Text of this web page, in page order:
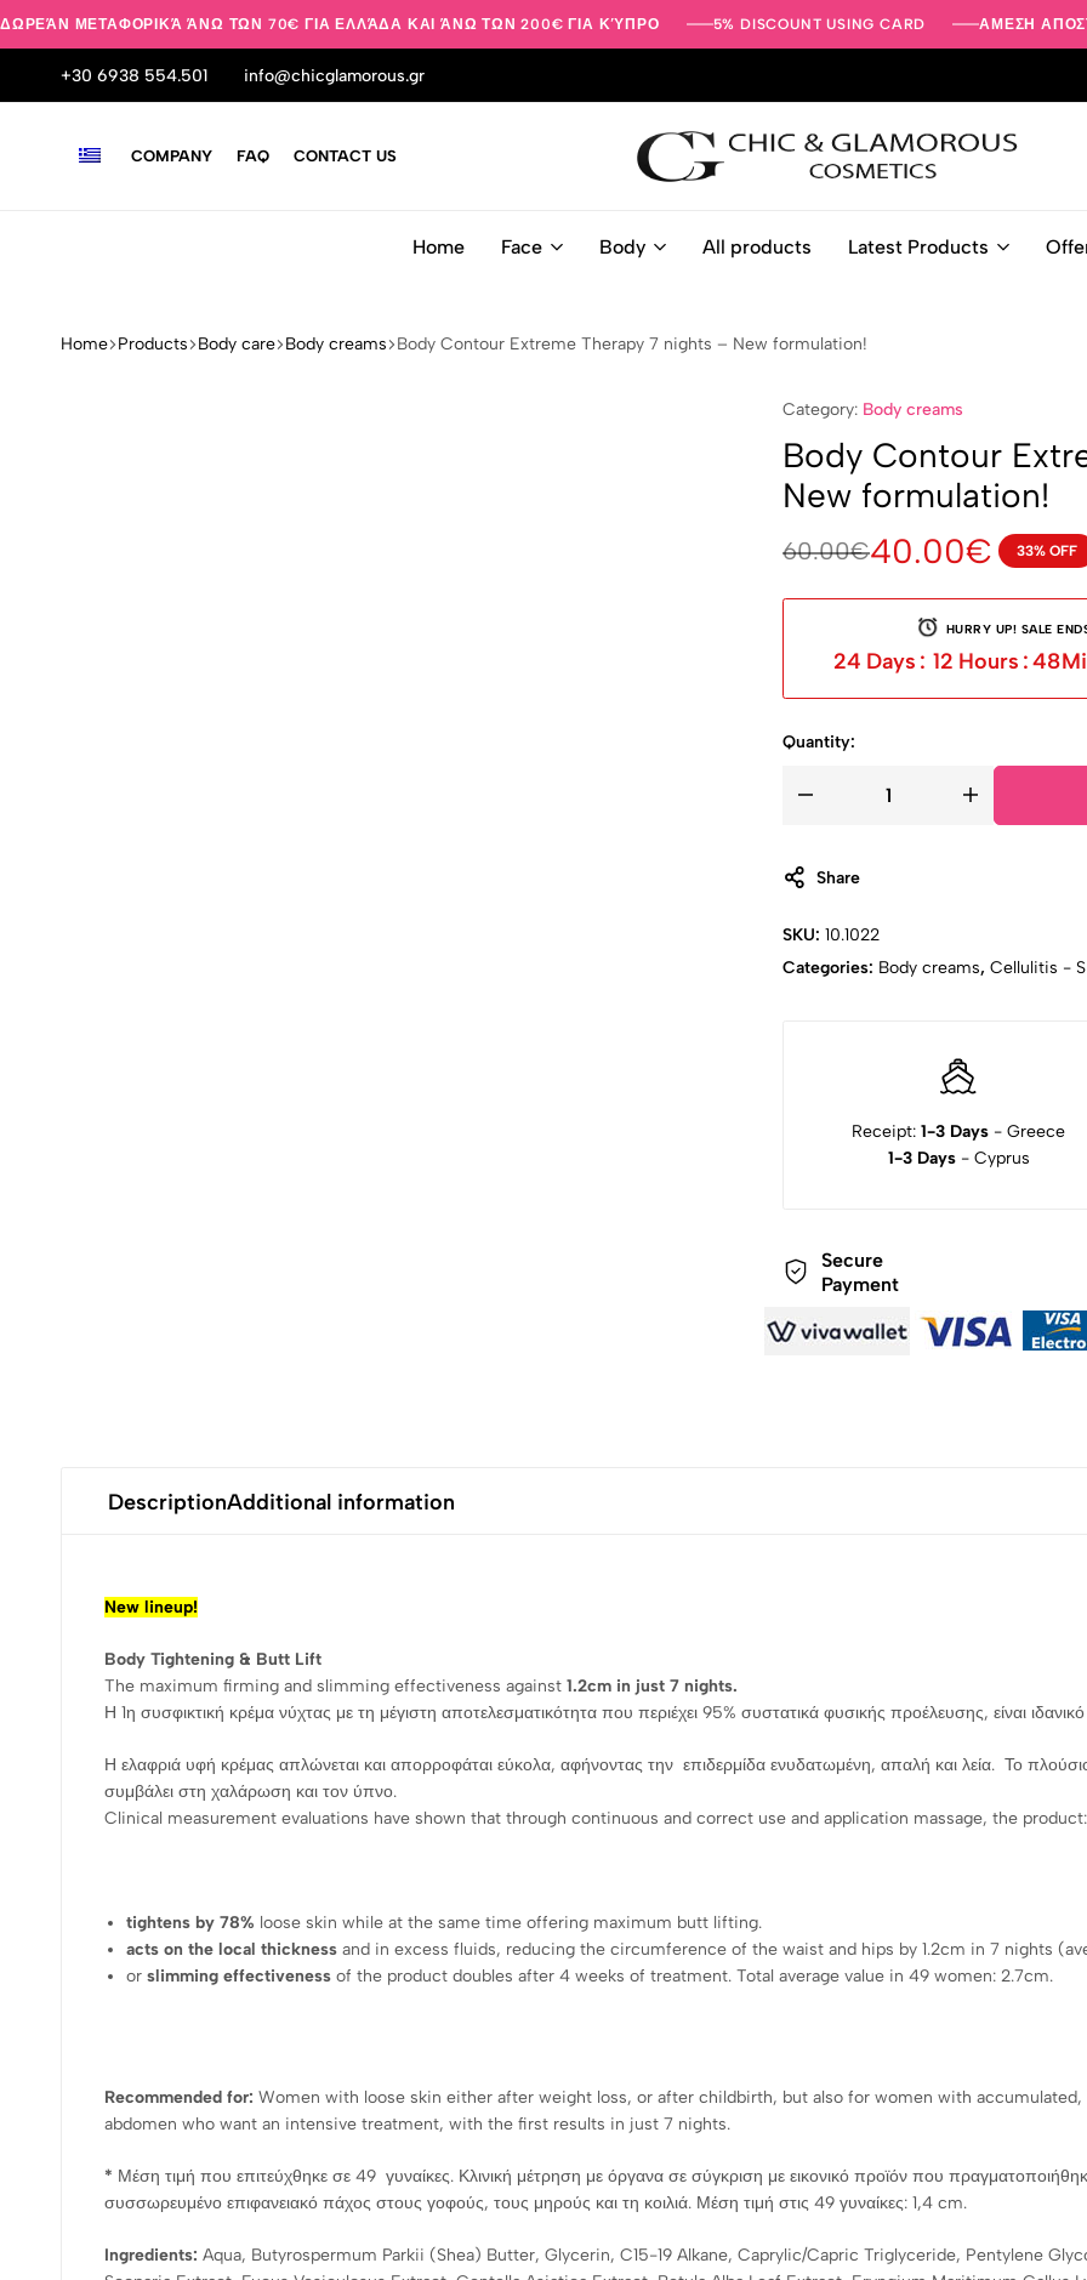
ΔΩΡΕΆΝ ΜΕΤΑΦΟΡΙΚΆ ΆΝΩ ΤΩΝ 70€ ΓΙΑ ΕΛΛΆΔΑ ΚΑΙ ΆΝΩ ΤΩΝ 200€ ΓΙΑ ΚΎΠΡΟ 5% DISCOUNT USING CARD ΑΜΕΣΗ
+30 6938 554.501 info@chicglamorous.gr
COMPANY FAQ CONTACT US
Face
Care
Home Face Body All products Latest Products
Home Products Body care Body creams Body Contour Extreme Therapy 7 nights – New formulation!
Category: Body creams
Body Contour
New formulation!
60.00€40.00€ 33% OFF
HURRY UP! SALE
24 Days : 12 Hours :48
Quantity:
Share
SKU: 10.1022
Categories: Body creams, Cellulitis -
Receipt: 1-3 Days - Greece
1-3 Days- Cyprus
Secure
Payment
DescriptionAdditional information
New lineup!
Body Tightening & Butt Lift
The maximum firming and slimming effectiveness against 1.2cm in just 7 nights.
Η 1η συσφικτική κρέμα νύχτας με τη μέγιστη αποτελεσματικότητα που περιέχει 95% συστατικά φυσικής προέλευσης, είναι
Η ελαφριά υφή κρέμας απλώνεται και απορροφάται εύκολα, αφήνοντας την επιδερμίδα ενυδατωμένη, απαλή και λεία. Το
συμβάλει στη χαλάρωση και τον ύπνο.
Clinical measurement evaluations have shown that through continuous and correct use and application massage, the product:
tightens by 78% loose skin while at the same time offering maximum butt lifting.
acts on the local thickness and in excess fluids, reducing the circumference of the waist and hips by 1.2cm in 7 nights
orslimming effectiveness of the product doubles after 4 weeks of treatment. Total average value in 49 women: 2.7cm.
Recommended for: Women with loose skin either after weight loss, or after childbirth, but also for women with
abdomen who want an intensive treatment, with the first results in just 7 nights.
* Μέση τιμή που επιτεύχθηκε σε 49 γυναίκες. Κλινική μέτρηση με όργανα σε σύγκριση με εικονικό προϊόν που
συσσωρευμένο επιφανειακό πάχος στους γοφούς, τους μηρούς και τη κοιλιά. Μέση τιμή στις 49 γυναίκες: 1,4 cm.
Ingredients: Aqua, Butyrospermum Parkii (Shea) Butter, Glycerin, C15-19 Alkane, Caprylic/Capric Triglyceride, Pentylene